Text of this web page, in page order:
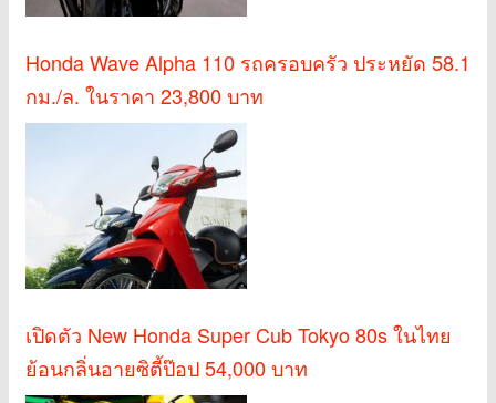
Honda Wave Alpha 110 รถครอบครัว ประหยัด 58.1
กม./ล. ในราคา 23,800 บาท
เปิดตัว New Honda Super Cub Tokyo 80s ในไทย
ย้อนกลิ่นอายซิตี้ป๊อป 54,000 บาท